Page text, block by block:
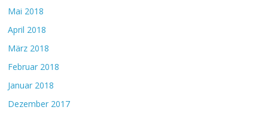
Mai 2018
April 2018
März 2018
Februar 2018
Januar 2018
Dezember 2017